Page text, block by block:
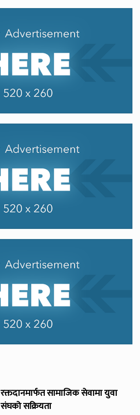
रक्तदानमार्फत सामाजिक सेवामा युवा
संघको सक्रियता